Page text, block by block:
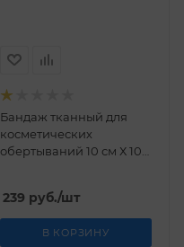
Бандаж тканный для
косметических
обертываний 10 см Х 10
239 руб./шт
В КОРЗИНУ